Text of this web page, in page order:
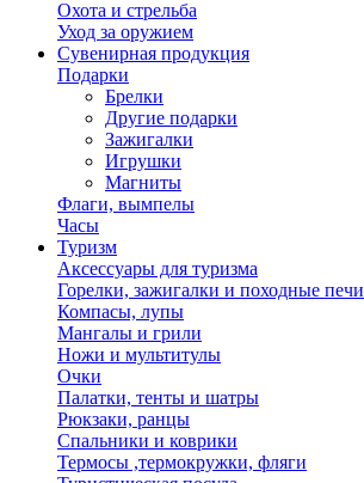
Охота и стрельба
Уход за оружием
Сувенирная продукция
Подарки
Брелки
Другие подарки
Зажигалки
Игрушки
Магниты
Флаги, вымпелы
Часы
Туризм
Аксессуары для туризма
Горелки, зажигалки и походные печи
Компасы, лупы
Мангалы и грили
Ножи и мультитулы
Очки
Палатки, тенты и шатры
Рюкзаки, ранцы
Спальники и коврики
Термосы ,термокружки, фляги